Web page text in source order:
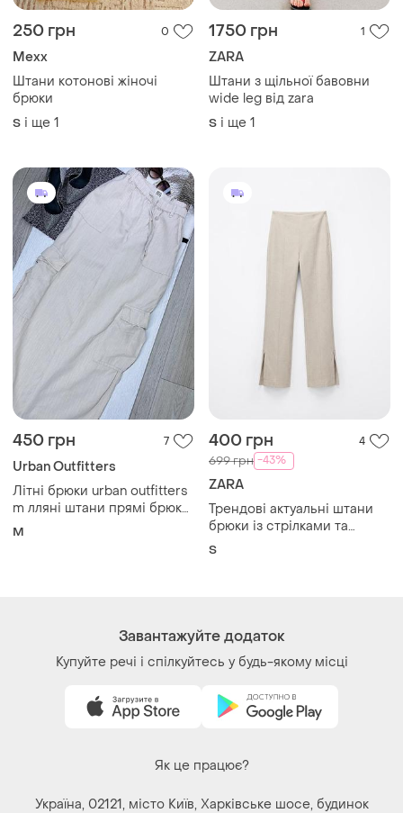
250 грн 0
Mexx
Штани котонові жіночі
брюки
S і ще 1
1750 грн 1
ZARA
Штани з щільної бавовни
wide leg від zara
S і ще 1
450 грн 7
Urban Outfitters
Літні брюки urban outfitters
m лляні штани прямі брюки
з льону брюки карго з
M
400 грн 4
699 грн -43%
ZARA
Трендові актуальні штани
брюки із стрілками та
розрізами zara uk 8 s 36 🔥
S
Завантажуйте додаток
Купуйте речі і спілкуйтесь у будь-якому місці
Як це працює?
Україна, 02121, місто Київ, Харківське шосе, будинок